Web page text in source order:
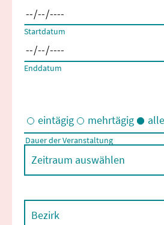
Startdatum
Enddatum
Eintägige und/oder mehrtägige
eintägig mehrtägig alle
Dauer der Veranstaltung
Zeitraum auswählen
Bezirk